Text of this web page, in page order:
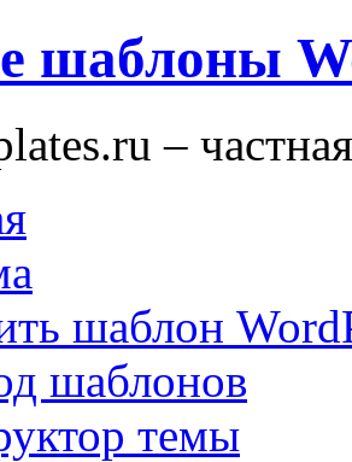
шаблоны
–
шаблон
шаблонов
темы